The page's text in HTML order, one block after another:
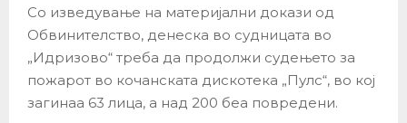
Со изведување на материјални докази од
Обвинителство, денеска во судницата во
„Идризово“ треба да продолжи судењето за
пожарот во кочанската дискотека „Пулс“, во кој
загинаа 63 лица, а над 200 беа повредени.